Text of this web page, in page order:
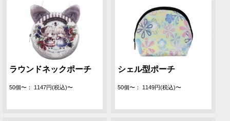
ラウンドネックポーチ
50個〜： 1147円(税込)〜
シェル型ポーチ
50個〜： 1149円(税込)〜